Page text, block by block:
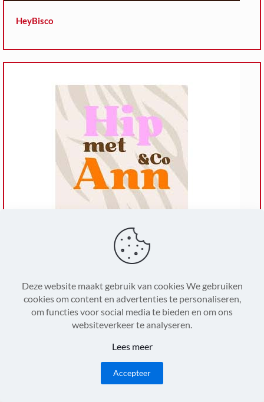
HeyBisco
Deze website maakt gebruik van cookies We gebruiken
cookies om content en advertenties te personaliseren,
om functies voor social media te bieden en om ons
websiteverkeer te analyseren.
Lees meer
Accepteer